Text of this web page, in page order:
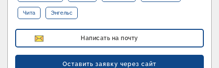
Чита Энгельс
Написать на почту
Оставить заявку через сайт